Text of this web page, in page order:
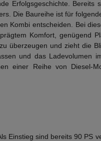
Erfolgsgeschichte. Bereits
Die Baureihe ist für
Kombi entscheiden. Bei
Komfort, genügend
überzeugen und zieht die
und das Ladevolumen
einer Reihe von Diesel-
Einstieg sind bereits 90 PS